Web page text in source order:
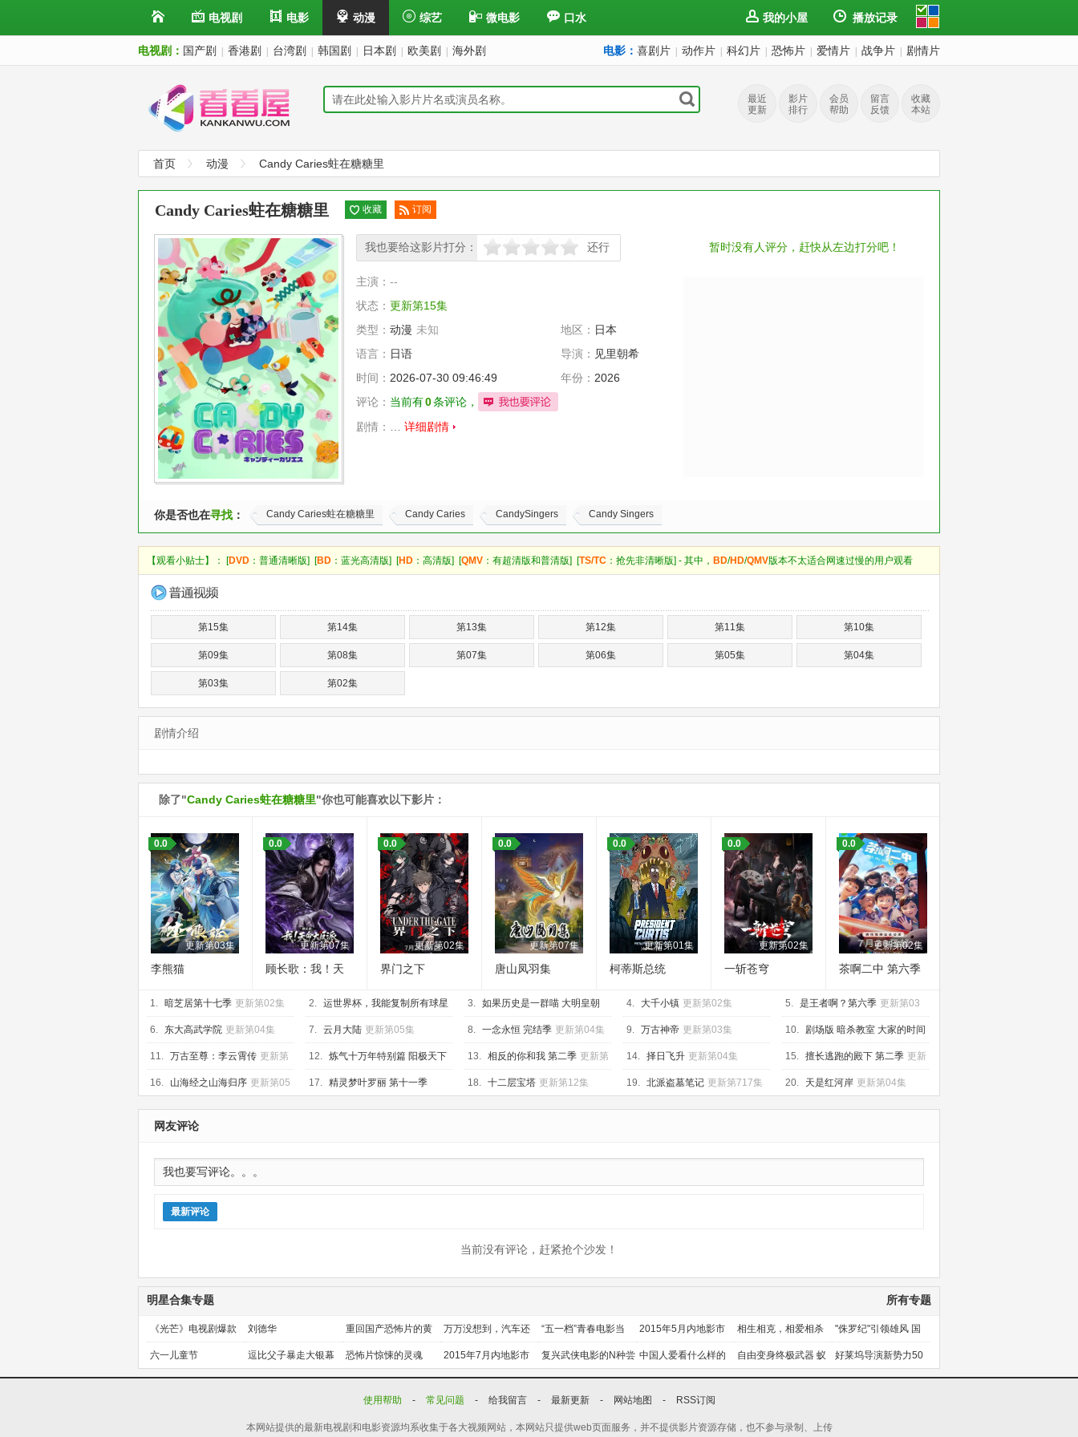
电视剧 电影 动漫 综艺 微电影 口水 我的小屋 播放记录
电视剧： 国产剧 香港剧 台湾剧 韩国剧 日本剧 欧美剧 海外剧 电影： 喜剧片 动作片 科幻片 恐怖片 爱情片 战争片 剧情片
最近
更新
影片
排行
会员
帮助
留言
反馈
收藏
本站
首页 动漫 Candy Caries蛀在糖糖里
暂时没有人评分，赶快从左边打分吧！
Candy Caries蛀在糖糖里 收藏
订阅
阅
我也要给这影片打分：
很差较差 还行推荐 力荐 还行
主演： --
状态： 更新第15集
类型： 动漫 未知 地区： 日本
语言： 日语 导演： 见里朝希
时间： 2026-07-30 09:46:49 年份： 2026
评论： 当前有0条评论，
剧情：
详细剧情
你是否也在寻找 ： Candy Caries蛀在糖糖里 Candy Caries CandySingers Candy Singers
【观看小贴士】： [DVD ：普通清晰版] [BD ：蓝光高清版] [HD ：高清版] [QMV ：有超清版和普清版] [TS/TC ：抢先非清晰版] - 其中， BD/HD/QMV版本不太适合网速过慢的用户观看
第15集 第14集 第13集 第12集 第11集 第10集
第09集 第08集 第07集 第06集 第05集 第04集
第03集 第02集
剧情介绍
除了"Candy Caries蛀在糖糖里"你也可能喜欢以下影片：
更新第03集
0.0
李熊猫
更新第07集
0.0
顾长歌：我！天
更新第02集
0.0
界门之下
更新第07集
0.0
唐山凤羽集
更新第01集
0.0
柯蒂斯总统
更新第02集
0.0
一斩苍穹
更新第02集
0.0
茶啊二中 第六季
1. 暗芝居第十七季 更新第02集 2. 运世界杯，我能复制所有球星
技能 更新第15集
3. 如果历史是一群喵 大明皇朝
篇 更新第04集
4. 大千小镇 更新第02集 5. 是王者啊？第六季 更新第03
集
6. 东大高武学院 更新第04集 7. 云月大陆 更新第05集 8. 一念永恒 完结季 更新第04集 9. 万古神帝 更新第03集 10. 剧场版 暗杀教室 大家的时间
更新第01集
11. 万古至尊：李云霄传 更新第
05集
12. 炼气十万年特别篇 阳极天下
更新第01集
13. 相反的你和我 第二季 更新第
03集
14. 择日飞升 更新第04集 15. 擅长逃跑的殿下 第二季 更新
第02集
16. 山海经之山海归序 更新第05
集
17. 精灵梦叶罗丽 第十一季
（下） 更新第06集
18. 十二层宝塔 更新第12集 19. 北派盗墓笔记 更新第717集 20. 天是红河岸 更新第04集
网友评论
最新评论
当前没有评论，赶紧抢个沙发！
所有专题
明星合集专题
《光芒》电视剧爆款
预定！
刘德华 重回国产恐怖片的黄
金时代
万万没想到，汽车还
能干这个？
“五一档”青春电影当
道
2015年5月内地影市
前瞻
相生相克，相爱相杀 "侏罗纪"引领雄风 国
产片下旬逆袭
六一儿童节 逗比父子暴走大银幕 恐怖片惊悚的灵魂 2015年7月内地影市
前瞻
复兴武侠电影的N种尝
试
中国人爱看什么样的
喜剧？
自由变身终极武器 蚁
人能力使用者大盘点
好莱坞导演新势力50
人上篇
使用帮助
- 常见问题 - 给我留言 - 最新更新 - 网站地图 - RSS订阅
本网站提供的最新电视剧和电影资源均系收集于各大视频网站，本网站只提供web页面服务，并不提供影片资源存储，也不参与录制、上传